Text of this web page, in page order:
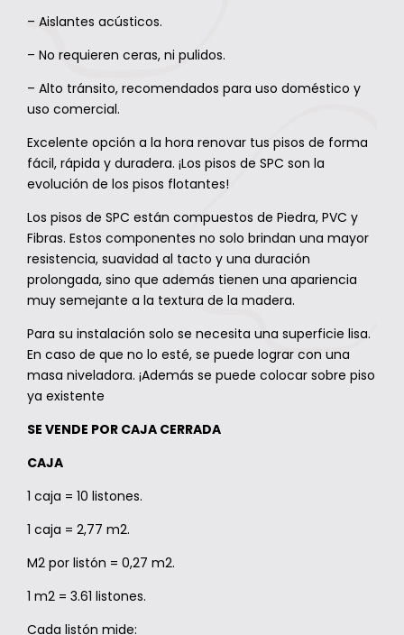
– Aislantes acústicos.
– No requieren ceras, ni pulidos.
– Alto tránsito, recomendados para uso doméstico y
uso comercial.
Excelente opción a la hora renovar tus pisos de forma
fácil, rápida y duradera. ¡Los pisos de SPC son la
evolución de los pisos flotantes!
Los pisos de SPC están compuestos de Piedra, PVC y
Fibras. Estos componentes no solo brindan una mayor
resistencia, suavidad al tacto y una duración
prolongada, sino que además tienen una apariencia
muy semejante a la textura de la madera.
Para su instalación solo se necesita una superficie lisa.
En caso de que no lo esté, se puede lograr con una
masa niveladora. ¡Además se puede colocar sobre piso
ya existente
SE VENDE POR CAJA CERRADA
CAJA
1 caja = 10 listones.
1 caja = 2,77 m2.
M2 por listón = 0,27 m2.
1 m2 = 3.61 listones.
Cada listón mide: